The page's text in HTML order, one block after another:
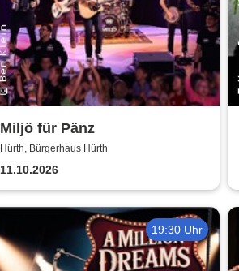
Miljö für Pänz
Hürth, Bürgerhaus Hürth
11.10.2026
19:30 Uhr